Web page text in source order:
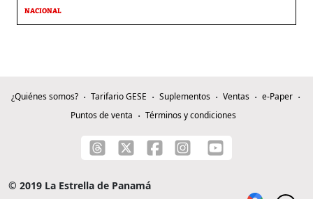
NACIONAL
¿Quiénes somos? Tarifario GESE Suplementos Ventas
e-Paper
Puntos de venta
Términos y condiciones
© 2019 La Estrella de Panamá